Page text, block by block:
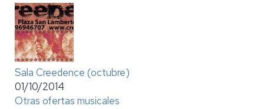
Sala Creedence (octubre)
01/10/2014
Otras ofertas musicales